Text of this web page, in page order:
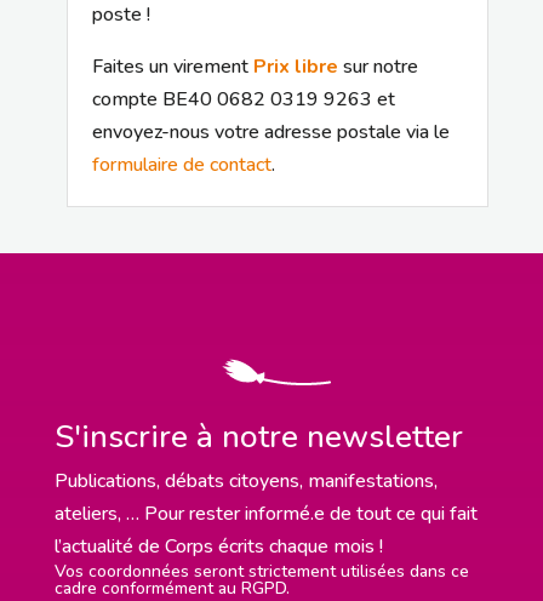
poste !
Faites un virement Prix libre sur notre
compte BE40 0682 0319 9263 et
envoyez-nous votre adresse postale via le
formulaire de contact.
S'inscrire à notre newsletter
Publications, débats citoyens, manifestations,
ateliers, … Pour rester informé.e de tout ce qui fait
l’actualité de Corps écrits chaque mois !
Vos coordonnées seront strictement utilisées dans ce
cadre conformément au RGPD.